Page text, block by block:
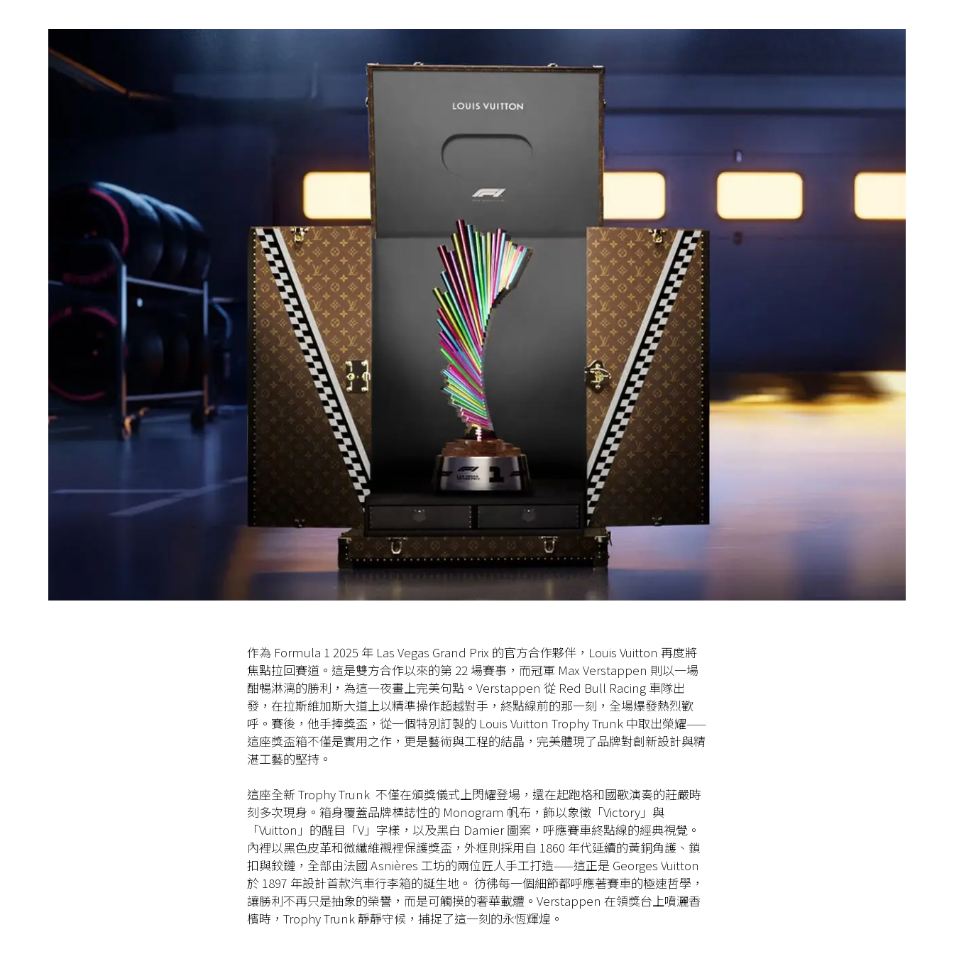
作為 Formula 1 2025 年 Las Vegas Grand Prix 的官方合作夥伴，Louis Vuitton 再度將
焦點拉回賽道。這是雙方合作以來的第 22 場賽事，而冠軍 Max Verstappen 則以一場
酣暢淋漓的勝利，為這一夜畫上完美句點。Verstappen 從 Red Bull Racing 車隊出
發，在拉斯維加斯大道上以精準操作超越對手，終點線前的那一刻，全場爆發熱烈歡
呼。賽後，他手捧獎盃，從一個特別訂製的 Louis Vuitton Trophy Trunk 中取出榮耀——
這座獎盃箱不僅是實用之作，更是藝術與工程的結晶，完美體現了品牌對創新設計與精
湛工藝的堅持。
這座全新 Trophy Trunk 不僅在頒獎儀式上閃耀登場，還在起跑格和國歌演奏的莊嚴時
刻多次現身。箱身覆蓋品牌標誌性的 Monogram 帆布，飾以象徵「Victory」與
「Vuitton」的醒目「V」字樣，以及黑白 Damier 圖案，呼應賽車終點線的經典視覺。
內裡以黑色皮革和微纖維襯裡保護獎盃，外框則採用自 1860 年代延續的黃銅角護、鎖
扣與鉸鏈，全部由法國 Asnières 工坊的兩位匠人手工打造——這正是 Georges Vuitton
於 1897 年設計首款汽車行李箱的誕生地。 彷彿每一個細節都呼應著賽車的極速哲學，
讓勝利不再只是抽象的榮譽，而是可觸摸的奢華載體。Verstappen 在領獎台上噴灑香
檳時，Trophy Trunk 靜靜守候，捕捉了這一刻的永恆輝煌。